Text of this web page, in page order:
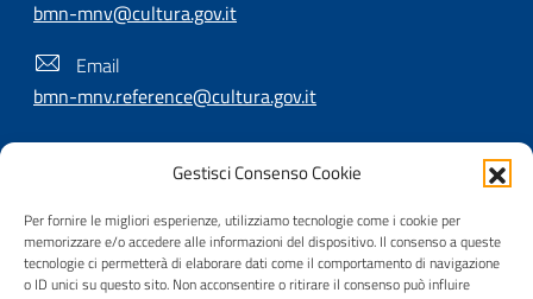
Gestisci Consenso Cookie
Per fornire le migliori esperienze, utilizziamo tecnologie come i cookie per
memorizzare e/o accedere alle informazioni del dispositivo. Il consenso a queste
tecnologie ci permetterà di elaborare dati come il comportamento di navigazione
o ID unici su questo sito. Non acconsentire o ritirare il consenso può influire
bmn-mnv@cultura.gov.it
Email
bmn-mnv.reference@cultura.gov.it